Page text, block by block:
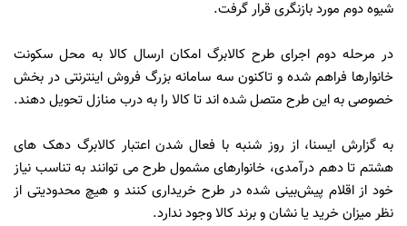
شیوه دوم مورد بازنگری قرار گرفت.
در مرحله دوم اجرای طرح کالابرگ امکان ارسال کالا به محل سکونت
خانوارها فراهم شده و تاکنون سه سامانه بزرگ فروش اینترنتی در بخش
خصوصی به این طرح متصل شده اند تا کالا را به درب منازل تحویل دهند.
به گزارش ایسنا، از روز شنبه با فعال شدن اعتبار کالابرگ دهک های
هشتم تا دهم درآمدی، خانوارهای مشمول طرح می توانند به تناسب نیاز
خود از اقلام پیش‌بینی شده در طرح خریداری کنند و هیچ محدودیتی از
نظر میزان خرید یا نشان و برند کالا وجود ندارد.